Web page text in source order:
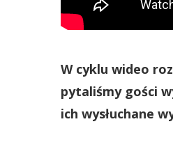
W cyklu wideo
pytaliśmy gości
ich wysłuchane